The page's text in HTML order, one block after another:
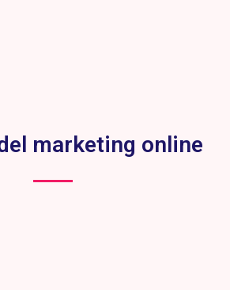
marketing online